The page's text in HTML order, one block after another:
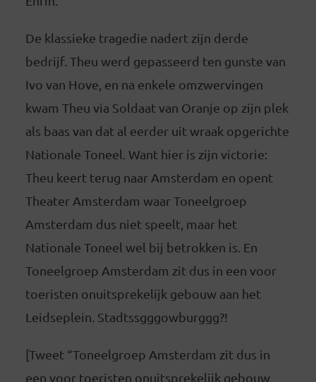
De klassieke tragedie nadert zijn derde
bedrijf. Theu werd gepasseerd ten gunste van
Ivo van Hove, en na enkele omzwervingen
kwam Theu via Soldaat van Oranje op zijn plek
als baas van dat al eerder uit wraak opgerichte
Nationale Toneel. Want hier is zijn victorie:
Theu keert terug naar Amsterdam en opent
Theater Amsterdam waar Toneelgroep
Amsterdam dus niet speelt, maar het
Nationale Toneel wel bij betrokken is. En
Toneelgroep Amsterdam zit dus in een voor
toeristen onuitsprekelijk gebouw aan het
Leidseplein. Stadtssgggowburggg?!
[Tweet “Toneelgroep Amsterdam zit dus in
een voor toeristen onuitsprekelijk gebouw